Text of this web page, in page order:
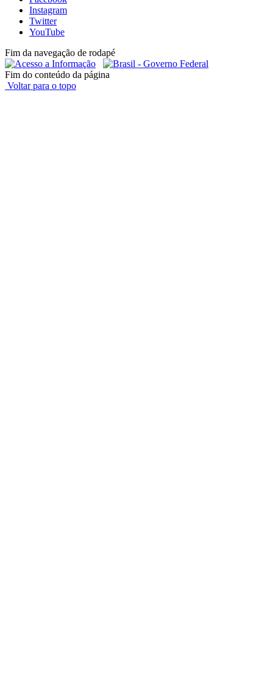
Instagram
Twitter
YouTube
Fim da navegação de rodapé
Fim do conteúdo da página
Voltar para o topo